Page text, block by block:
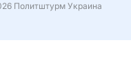
Политштурм Украина